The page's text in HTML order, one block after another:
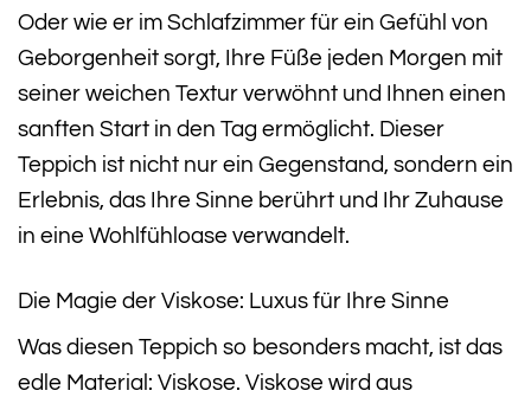
Oder wie er im Schlafzimmer für ein Gefühl von
Geborgenheit sorgt, Ihre Füße jeden Morgen mit
seiner weichen Textur verwöhnt und Ihnen einen
sanften Start in den Tag ermöglicht. Dieser
Teppich ist nicht nur ein Gegenstand, sondern ein
Erlebnis, das Ihre Sinne berührt und Ihr Zuhause
in eine Wohlfühloase verwandelt.
Die Magie der Viskose: Luxus für Ihre Sinne
Was diesen Teppich so besonders macht, ist das
edle Material: Viskose. Viskose wird aus